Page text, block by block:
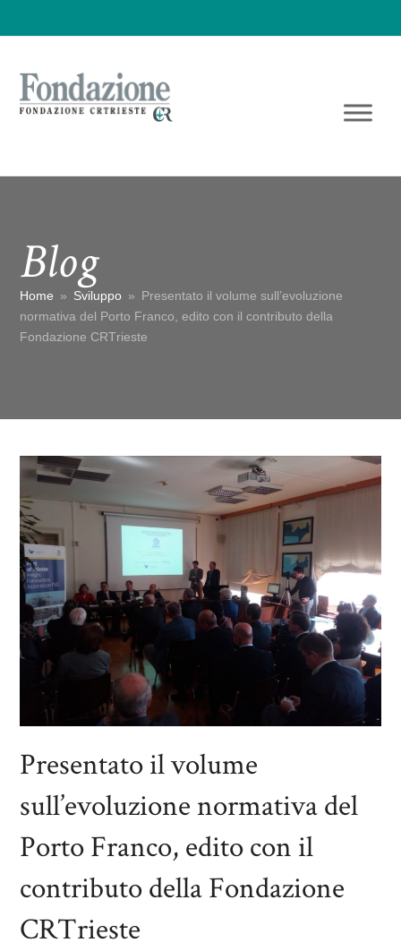
Blog
Home » Sviluppo » Presentato il volume sull’evoluzione
normativa del Porto Franco, edito con il contributo della
Fondazione CRTrieste
Presentato il volume
sull’evoluzione normativa del
Porto Franco, edito con il
contributo della Fondazione
CRTrieste